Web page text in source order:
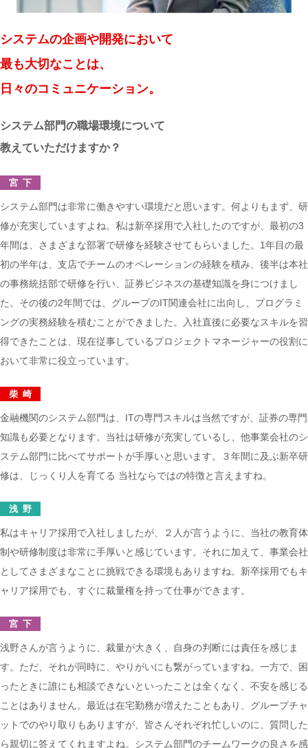
システムの企画や開発において
最も大切なことは、
日々のコミュニケーション。
システム部門の職場環境について
教えていただけますか？
宮下
システム部門は非常に働きやすい環境だと思います。何よりもまず、研
修が充実していますよね。私は新卒採用で入社したのですが、最初の3
年間は、さまざまな部署で研修を経験させてもらいました。1年目の最
初の半年は、支店でチームのオペレーションの経験を積み、後半は本社
の事務統括部で研修を行い、証券ビジネスの基礎知識を身につけまし
た。その後の2年間では、グループのIT関連会社に出向し、プログラミ
ングの実務経験を積むことができました。入社直後に必要なスキルを習
得できたことは、現在従事しているプロジェクトマネージャーの役割に
おいて非常に役立っています。
柴崎
金融機関のシステム部門は、ITの専門スキルは当然ですが、証券の専門
知識も必要となります。当社は研修が充実しているし、他事業会社のシ
ステム部門に比べてサポートが手厚いと思います。３年間に及ぶ新卒研
修は、じっくり人を育てる 当社ならではの特徴と言えますね。
浅野
私はキャリア採用で入社しましたが、２人が言うように、当社の教育体
制や研修制度は非常に手厚いと感じています。それに加えて、事業会社
としてさまざまなことに挑戦できる環境もありますね。新卒採用でもキ
ャリア採用でも、すぐに裁量権を持って仕事ができます。
宮下
浅野さんが言うように、裁量が大きく、自身の判断には責任を感じま
す。ただ、それが同時に、やりがいにも繋がっていますね。一方で、困
ったときに誰にも相談できないといったことは全くなく、不安を感じる
ことはありません。最近は在宅勤務が増えたこともあり、グループチャ
ットでのやり取りもありますが、皆さんそれぞれ忙しいのに、質問した
ら親切に答えてくれますよね。システム部門のチームワークの良さを感